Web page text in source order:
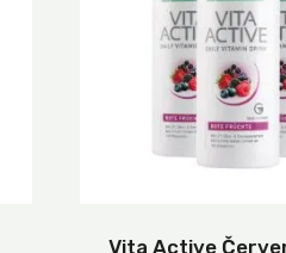
Vita Active